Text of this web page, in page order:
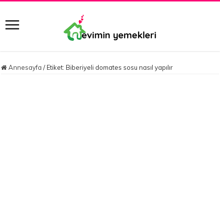
Annesayfa / Etiket:Biberiyeli domates sosu nasıl yapılır